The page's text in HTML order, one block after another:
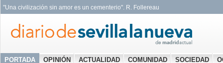
"Una civilización sin amor es un cementerio". R. Follereau
PORTADA OPINIÓN ACTUALIDAD COMUNIDAD SOCIEDAD